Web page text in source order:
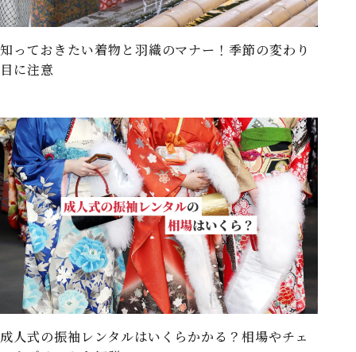
知っておきたい着物と羽織のマナー！季節の変わり
目に注意
成人式の振袖レンタルはいくらかかる？相場やチェ